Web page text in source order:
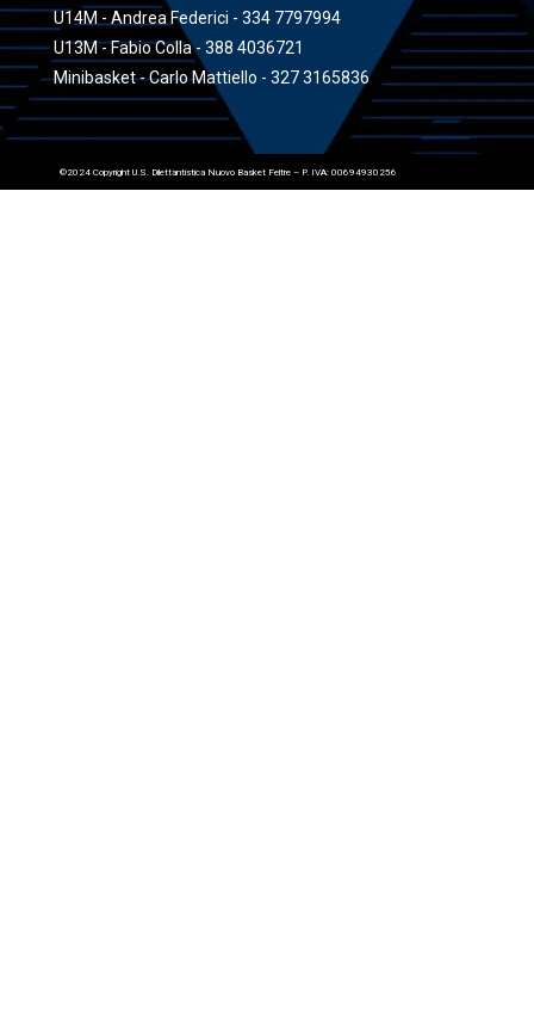
U14M - Andrea Federici - 334 7797994
U13M - Fabio Colla - 388 4036721
Minibasket - Carlo Mattiello - 327 3165836
©2024 Copyright U.S. Dilettantistica Nuovo Basket Feltre – P. IVA: 00694930256